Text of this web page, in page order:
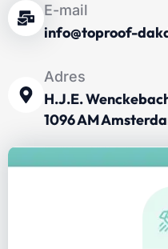
E-mail
info@toproof-
Adres
H.J.E.
1096 AM